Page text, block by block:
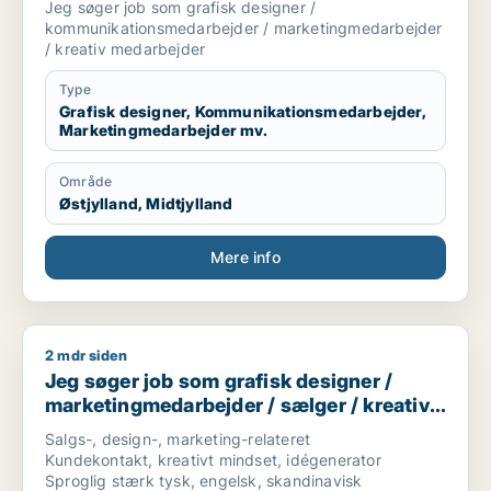
medarbejder
Jeg søger job som grafisk designer /
kommunikationsmedarbejder / marketingmedarbejder
/ kreativ medarbejder
Type
Grafisk designer, Kommunikationsmedarbejder,
Marketingmedarbejder mv.
Område
Østjylland, Midtjylland
Mere info
Jeg søger job som grafisk designer /
2 mdr siden
Jeg søger job som grafisk designer /
marketingmedarbejder / sælger / kreativ
medarbejder / produktspecialist
Salgs-, design-, marketing-relateret
Kundekontakt, kreativt mindset, idégenerator
Sproglig stærk tysk, engelsk, skandinavisk